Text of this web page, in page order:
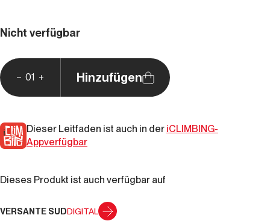
Nicht verfügbar
01 Hinzufügen
Dieser Leitfaden ist auch in der iCLIMBING-
Appverfügbar
Dieses Produkt ist auch verfügbar auf
VERSANTE SUDDIGITAL